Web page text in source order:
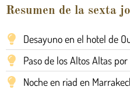
Resumen de la sexta
Desayuno en el hotel de
Paso de los Altos Altas
Noche en riad en